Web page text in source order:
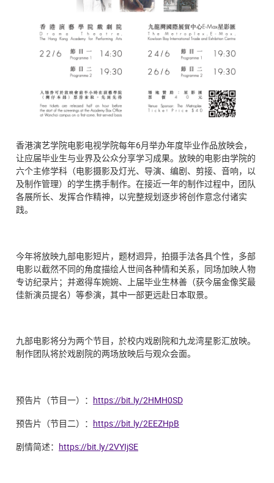
香港演艺学院电影电视学院每年6月举办年度毕业作品放映会，
让应届毕业生与业界及公众分享学习成果。放映的电影由学院的
六个主修学科（电影摄影及灯光、导演、编剧、剪接、音响，以
及制作管理）的学生携手制作。在接近一年的制作过程中，团队
各展所长、发挥合作精神，以完整规划逐步将创作意念付诸实
践。
今年将放映九部电影短片，题材迥异，拍摄手法各具个性，多部
电影以截然不同的角度描绘人世间各种情和关系，同场加映人物
专访纪录片；并邀得车婉婉、上届毕业生林善（获今届金像奖最
佳新演员提名）等参演，其中一部更远赴日本取景。
九部电影将分为两个节目，於校内戏剧院和九龙湾星影汇放映。
制作团队将於戏剧院的两场放映后与观众会面。
预告片（节目一）： https://bit.ly/2HMH0SD
预告片（节目二）： https://bit.ly/2EEZHpB
剧情简述： https://bit.ly/2VYIjSE